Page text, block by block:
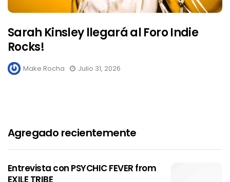
Sarah Kinsley llegará al Foro Indie
Rocks!
Make Rocha Julio 31, 2026
Agregado recientemente
Entrevista con PSYCHIC FEVER from
EXILE TRIBE